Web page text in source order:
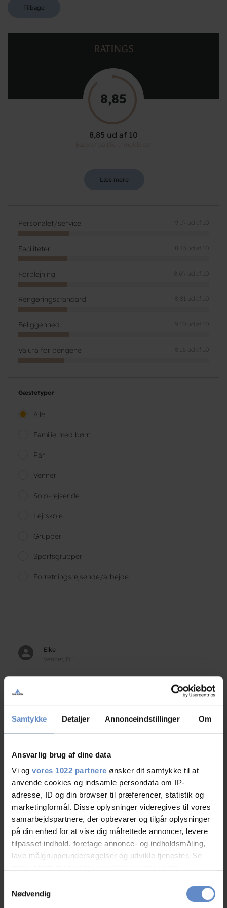
Samtykke Detaljer Annonceindstillinger Om
Ansvarlig brug af dine data
Vi og vores 1022 partnere ønsker dit samtykke til at
anvende cookies og indsamle persondata om IP-
adresse, ID og din browser til præferencer, statistik og
marketingformål. Disse oplysninger videregives til vores
samarbejdspartnere, der opbevarer og tilgår oplysninger
på din enhed for at vise dig målrettede annoncer, levere
tilpasset indhold, foretage annonce- og indholdsmåling,
lave målgruppeundersøgelser og udvikle tjenester. Se
tilbage eller ændre indstillinger fra vores
"Cookiedeklaration", eller ved at trykke på "Privacy
Nødvendig
Tilbage
RATINGS
8,85
8,85 ud af 10
Baseret på 136 anmeldelser
Læs mere
Personalet/service 9,19 ud af 10
Faciliteter 8,73 ud af 10
Forplejning 8,69 ud af 10
Rengøringsstandard 8,81 ud af 10
Beliggenhed 9,10 ud af 10
Valuta for pengene 8,16 ud af 10
Gæstetyper
Alle
Familie med børn
Par
Venner
Solo-rejsende
Lejrskole
Grupper
Sportsgrupper
Forretningsrejsende/arbejde
Elke
Venner, DE
07.Aug.2026
10,00 ud af 10
Jeanet
Venner, DK
05.Aug.2026
10,00 ud af 10
Et fantastisk godt sted, flot udsigt, rummelig værelser
og vidunderlig hjemmelavet morgen mad.
Liensol